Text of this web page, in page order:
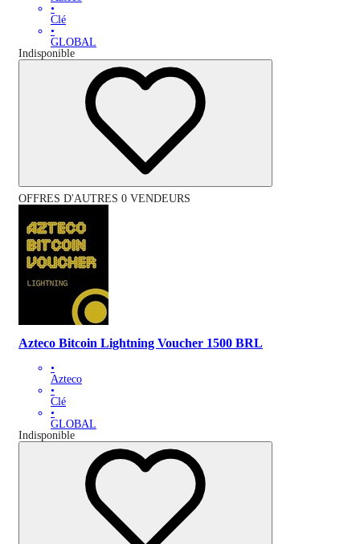
•
Clé
•
GLOBAL
Indisponible
OFFRES D'AUTRES 0 VENDEURS
Azteco Bitcoin Lightning Voucher 1500 BRL
•
Azteco
•
Clé
•
GLOBAL
Indisponible